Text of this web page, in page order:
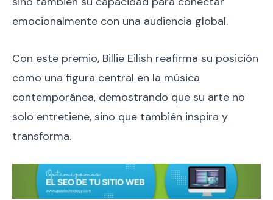
emocionalmente con una audiencia global.
Con este premio, Billie Eilish reafirma su posición
como una figura central en la música
contemporánea, demostrando que su arte no
solo entretiene, sino que también inspira y
transforma.